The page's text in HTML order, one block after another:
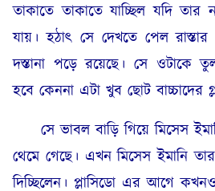
তাকাতে তাকাতে যাচ্ছিল যদি
যায়। হঠাৎ সে দেখতে পেল
দস্তানা পড়ে রয়েছে। সে ওটাকে
হবে কেননা এটা খুব ছোট বাচ্চাদের
সে ভাবল বাড়ি গিয়ে মিসেস
থেমে গেছে। এখন মিসেস ইমানি
দিচ্ছিলেন। প্লাসিডো এর আগে